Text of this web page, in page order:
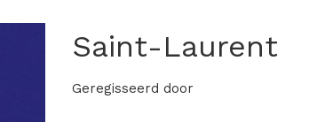
Saint-Laurent
Geregisseerd door